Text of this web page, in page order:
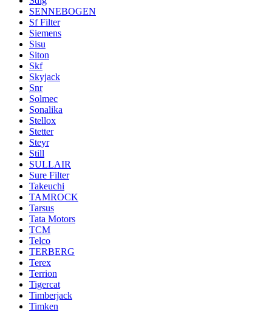
SENNEBOGEN
Sf Filter
Siemens
Sisu
Siton
Skf
Skyjack
Snr
Solmec
Sonalika
Stellox
Stetter
Steyr
Still
SULLAIR
Sure Filter
Takeuchi
TAMROCK
Tarsus
Tata Motors
TCM
Telco
TERBERG
Terex
Terrion
Tigercat
Timberjack
Timken